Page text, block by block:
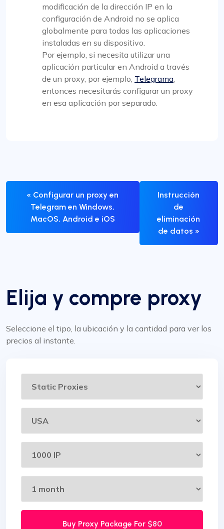
modificación de la dirección IP en la
configuración de Android no se aplica
globalmente para todas las aplicaciones
instaladas en su dispositivo.
Por ejemplo, si necesita utilizar una
aplicación particular en Android a través
de un proxy, por ejemplo, Telegrama
entonces necesitarás configurar un proxy
en esa aplicación por separado.
« Configurar un proxy en
Telegram en Windows,
MacOS, Android e iOS
Instrucción
de
eliminación
de datos »
Elija y compre proxy
Seleccione el tipo, la ubicación y la cantidad para ver los
precios al instante.
Buy Proxy Package For $80